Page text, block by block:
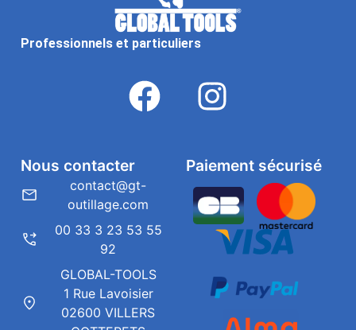
Professionnels et particuliers
Paiement sécurisé
Nous contacter
contact@gt-
outillage.com
00 33 3 23 53 55
92
GLOBAL-TOOLS
1 Rue Lavoisier
02600 VILLERS